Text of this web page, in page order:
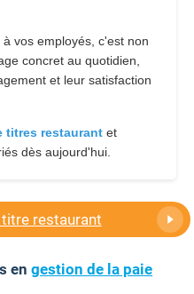
vos employés, c'est non
concret au quotidien,
et leur satisfaction
titres restaurant et
dès aujourd'hui.
restaurant
engestion de la paie